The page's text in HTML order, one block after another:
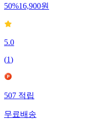
50%16,900원
5.0
(1)
507 적립
무료배송